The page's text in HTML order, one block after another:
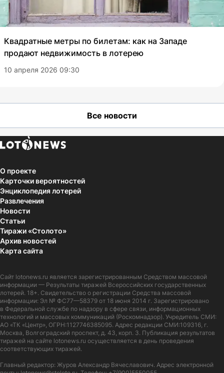
Квадратные метры по билетам: как на Западе
продают недвижимость в лотерею
10 апреля 2026 09:30
Все новости
О проекте
Карточки вероятностей
Энциклопедия лотерей
Развлечения
Новости
Статьи
Тиражи «Столото»
Архив новостей
Карта сайта
Сайт lotonews.ru является зарегистрированным Средством массовой
информации — Результаты тиражей Всероссийских государственных
лотерей. 18+. Свидетельство о регистрации Средства массовой
информации: Эл № ФС77—58379 от 18 июня 2014 г. Зарегистрировано
в Федеральной службе по надзору в сфере связи, информационных
технологий и массовых коммуникаций (Роскомнадзор). Учредитель СМИ:
АО «ТК «Центр», ОГРН:1127746385095. Адрес редакции СМИ:109316, г.
Москва, Волгоградский проспект, д. 43, корп. 3. Публикация результатов
тиражей на сайте lotonews.ru осуществляется в день проведения
соответствующих тиражей.
Главный редактор: Журов Александр Вячеславович. Адрес электронной